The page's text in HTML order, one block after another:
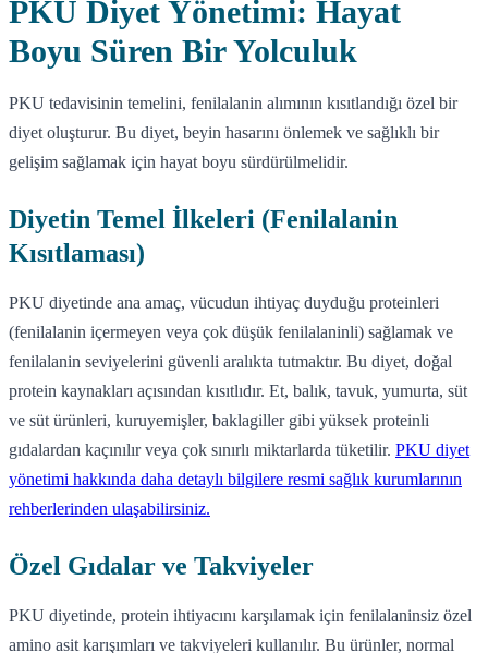
PKU Diyet Yönetimi: Hayat
Boyu Süren Bir Yolculuk
PKU tedavisinin temelini, fenilalanin alımının kısıtlandığı özel bir
diyet oluşturur. Bu diyet, beyin hasarını önlemek ve sağlıklı bir
gelişim sağlamak için hayat boyu sürdürülmelidir.
Diyetin Temel İlkeleri (Fenilalanin
Kısıtlaması)
PKU diyetinde ana amaç, vücudun ihtiyaç duyduğu proteinleri
(fenilalanin içermeyen veya çok düşük fenilalaninli) sağlamak ve
fenilalanin seviyelerini güvenli aralıkta tutmaktır. Bu diyet, doğal
protein kaynakları açısından kısıtlıdır. Et, balık, tavuk, yumurta, süt
ve süt ürünleri, kuruyemişler, baklagiller gibi yüksek proteinli
gıdalardan kaçınılır veya çok sınırlı miktarlarda tüketilir. PKU diyet
yönetimi hakkında daha detaylı bilgilere resmi sağlık kurumlarının
rehberlerinden ulaşabilirsiniz.
Özel Gıdalar ve Takviyeler
PKU diyetinde, protein ihtiyacını karşılamak için fenilalaninsiz özel
amino asit karışımları ve takviyeleri kullanılır. Bu ürünler, normal